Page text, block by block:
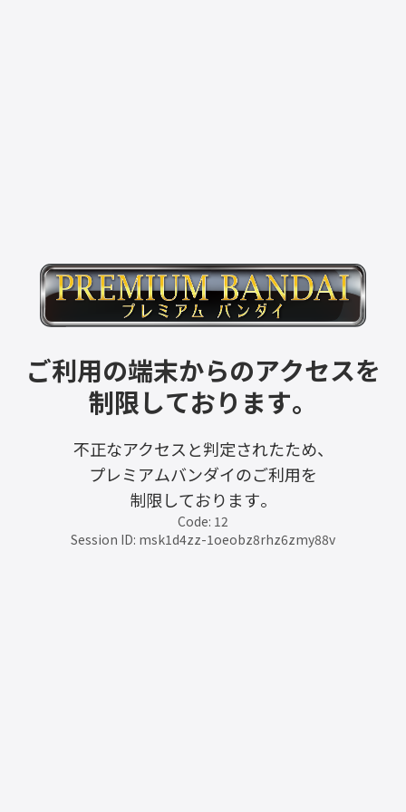
ご利用の端末からのアクセスを
制限しております。
不正なアクセスと判定されたため、
プレミアムバンダイのご利用を
制限しております。
Code: 12
Session ID: msk1d4zz-1oeobz8rhz6zmy88v